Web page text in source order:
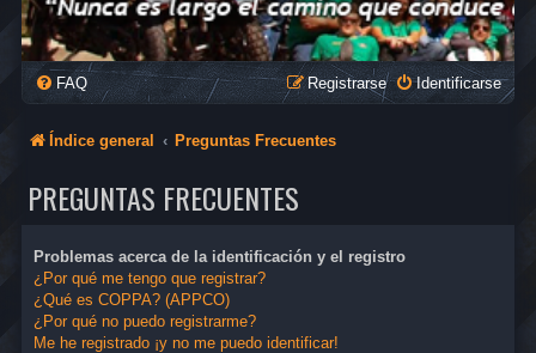
FAQ Identificarse
Registrarse
Índice general Preguntas Frecuentes
PREGUNTAS FRECUENTES
Problemas acerca de la identificación y el registro
¿Por qué me tengo que registrar?
¿Qué es COPPA? (APPCO)
¿Por qué no puedo registrarme?
Me he registrado ¡y no me puedo identificar!